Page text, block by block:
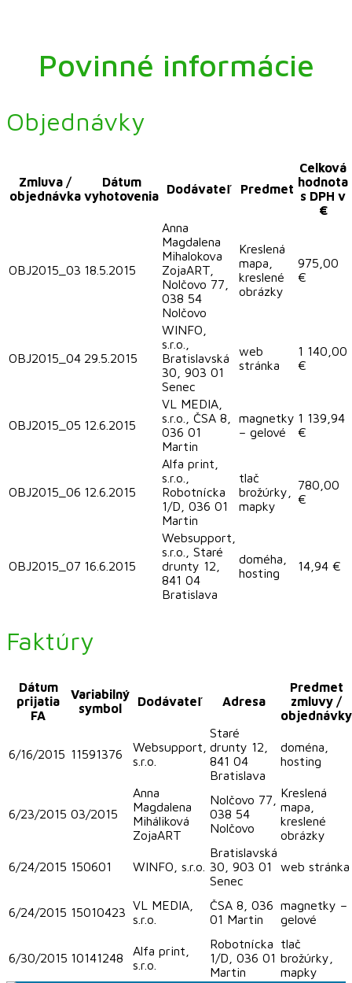
Povinné informácie
Objednávky
Zmluva /
objednávka
Dátum
vyhotovenia
Dodávateľ Predmet
Celková
hodnota
s DPH v
€
OBJ2015_03 18.5.2015
Anna
Magdalena
Mihalokova
ZojaART,
Nolčovo 77,
038 54
Nolčovo
Kreslená
mapa,
kreslené
obrázky
975,00
€
OBJ2015_04 29.5.2015
WINFO,
s.r.o.,
Bratislavská
30, 903 01
Senec
web
stránka
1 140,00
€
OBJ2015_05 12.6.2015
VL MEDIA,
s.r.o., ČSA 8,
036 01
Martin
magnetky
– gelové
1 139,94
€
OBJ2015_06 12.6.2015
Alfa print,
s.r.o.,
Robotnícka
1/D, 036 01
Martin
tlač
brožúrky,
mapky
780,00
€
OBJ2015_07 16.6.2015
Websupport,
s.r.o., Staré
drunty 12,
841 04
Bratislava
doméha,
hosting
14,94 €
Faktúry
Dátum
prijatia
FA
Variabilný
symbol
Dodávateľ Adresa
Predmet
zmluvy /
objednávky
6/16/2015 11591376
Websupport,
s.r.o.
Staré
drunty 12,
841 04
Bratislava
doména,
hosting
6/23/2015 03/2015
Anna
Magdalena
Miháliková
ZojaART
Nolčovo 77,
038 54
Nolčovo
Kreslená
mapa,
kreslené
obrázky
6/24/2015 150601 WINFO, s.r.o.
Bratislavská
30, 903 01
Senec
web stránka
6/24/2015 15010423 VL MEDIA,
s.r.o.
ČSA 8, 036
01 Martin
magnetky –
gelové
6/30/2015 10141248
Alfa print,
s.r.o.
Robotnícka
1/D, 036 01
Martin
tlač
brožúrky,
mapky